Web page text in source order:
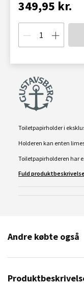
349,95 kr.
Toiletpapirholder i
Holderen kan enten
Toiletpapirholderen har
Fuld produktbeskrivelse
Andre købte også